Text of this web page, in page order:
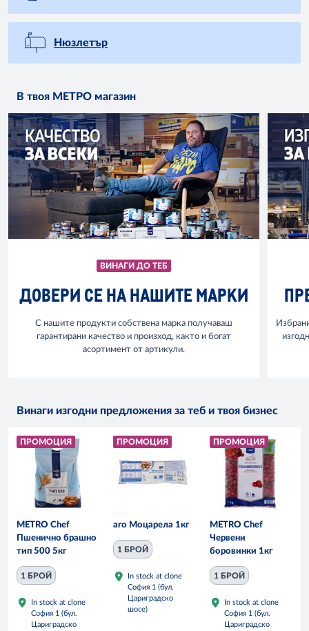
Нюзлетър
В твоя МЕТРО магазин
ВИНАГИ ДО ТЕБ
ДОВЕРИ СЕ НА НАШИТЕ МАРКИ
С нашите продукти собствена марка получаваш
гарантирани качество и произход, както и богат
асортимент от артикули.
Винаги изгодни предложения за теб и твоя бизнес
ПРОМОЦИЯ
METRO Chef
Пшенично брашно
тип 500 5кг
1 БРОЙ
In stock at clone
София 1 (бул.
Цариградско
ПРОМОЦИЯ
aro Моцарела 1кг
1 БРОЙ
In stock at clone
София 1 (бул.
Цариградско
шосе)
ПРОМОЦИЯ
METRO Chef
Червени
боровинки 1кг
1 БРОЙ
In stock at clone
София 1 (бул.
Цариградско